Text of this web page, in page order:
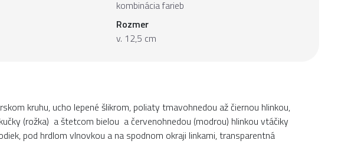
kombinácia farieb
Rozmer
v. 12,5 cm
kruhu, ucho lepené šlikrom, poliaty tmavohnedou až čiernou hlinkou,
(rožka) a štetcom bielou a červenohnedou (modrou) hlinkou vtáčiky
pod hrdlom vlnovkou a na spodnom okraji linkami, transparentná